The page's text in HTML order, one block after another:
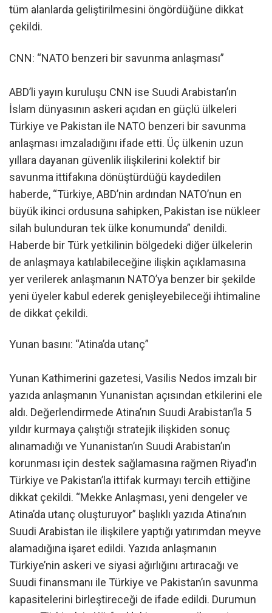
tüm alanlarda geliştirilmesini öngördüğüne dikkat
çekildi.
CNN: “NATO benzeri bir savunma anlaşması”
ABD’li yayın kuruluşu CNN ise Suudi Arabistan’ın
İslam dünyasının askeri açıdan en güçlü ülkeleri
Türkiye ve Pakistan ile NATO benzeri bir savunma
anlaşması imzaladığını ifade etti. Üç ülkenin uzun
yıllara dayanan güvenlik ilişkilerini kolektif bir
savunma ittifakına dönüştürdüğü kaydedilen
haberde, “Türkiye, ABD’nin ardından NATO’nun en
büyük ikinci ordusuna sahipken, Pakistan ise nükleer
silah bulunduran tek ülke konumunda” denildi.
Haberde bir Türk yetkilinin bölgedeki diğer ülkelerin
de anlaşmaya katılabileceğine ilişkin açıklamasına
yer verilerek anlaşmanın NATO’ya benzer bir şekilde
yeni üyeler kabul ederek genişleyebileceği ihtimaline
de dikkat çekildi.
Yunan basını: “Atina’da utanç”
Yunan Kathimerini gazetesi, Vasilis Nedos imzalı bir
yazıda anlaşmanın Yunanistan açısından etkilerini ele
aldı. Değerlendirmede Atina’nın Suudi Arabistan’la 5
yıldır kurmaya çalıştığı stratejik ilişkiden sonuç
alınamadığı ve Yunanistan’ın Suudi Arabistan’ın
korunması için destek sağlamasına rağmen Riyad’ın
Türkiye ve Pakistan’la ittifak kurmayı tercih ettiğine
dikkat çekildi. “Mekke Anlaşması, yeni dengeler ve
Atina’da utanç oluşturuyor” başlıklı yazıda Atina’nın
Suudi Arabistan ile ilişkilere yaptığı yatırımdan meyve
alamadığına işaret edildi. Yazıda anlaşmanın
Türkiye’nin askeri ve siyasi ağırlığını artıracağı ve
Suudi finansmanı ile Türkiye ve Pakistan’ın savunma
kapasitelerini birleştireceği de ifade edildi. Durumun